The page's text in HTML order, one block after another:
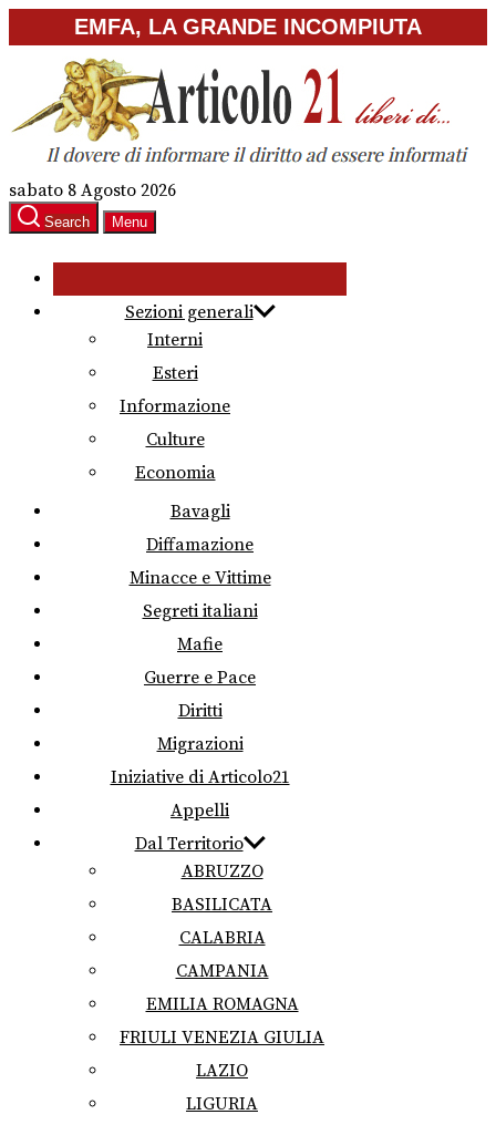
to
content
EMFA, LA GRANDE INCOMPIUTA
sabato 8 Agosto 2026
Search Menu
Sezioni generali
Interni
Esteri
Informazione
Culture
Economia
Bavagli
Diffamazione
Minacce e Vittime
Segreti italiani
Mafie
Guerre e Pace
Diritti
Migrazioni
Iniziative di Articolo21
Appelli
Dal Territorio
ABRUZZO
BASILICATA
CALABRIA
CAMPANIA
EMILIA ROMAGNA
FRIULI VENEZIA GIULIA
LAZIO
LIGURIA